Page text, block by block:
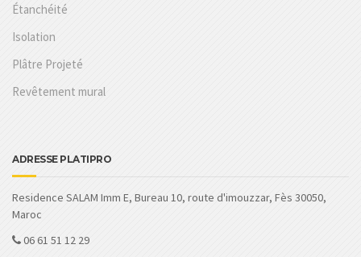
Étanchéité
Isolation
Plâtre Projeté
Revêtement mural
ADRESSE PLATIPRO
Residence SALAM Imm E, Bureau 10, route d'imouzzar, Fès 30050,
Maroc
06 61 51 12 29